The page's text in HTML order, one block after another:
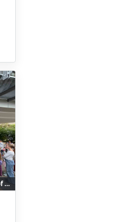
Reges Treiben beim Schulfest im Innenhof der Adolf-Reichwein-Schule.